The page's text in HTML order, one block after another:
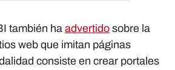
también ha advertido sobre la
web que imitan páginas
consiste en crear portales